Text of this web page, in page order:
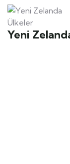
Ülkeler
Yeni